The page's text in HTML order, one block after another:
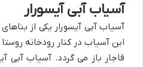
آسیاب آبی آیسورار
آسیاب آبی آیسورار یکی از
این آسیاب در کنار رودخانه
قاجار باز می گردد. آسیاب آبی